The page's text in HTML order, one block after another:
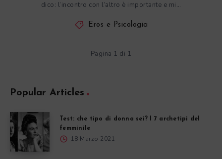
dico: l’incontro con l’altro è importante e mi…
Eros e Psicologia
Pagina 1 di 1
Popular Articles
Test: che tipo di donna sei? I 7 archetipi del
femminile
18 Marzo 2021